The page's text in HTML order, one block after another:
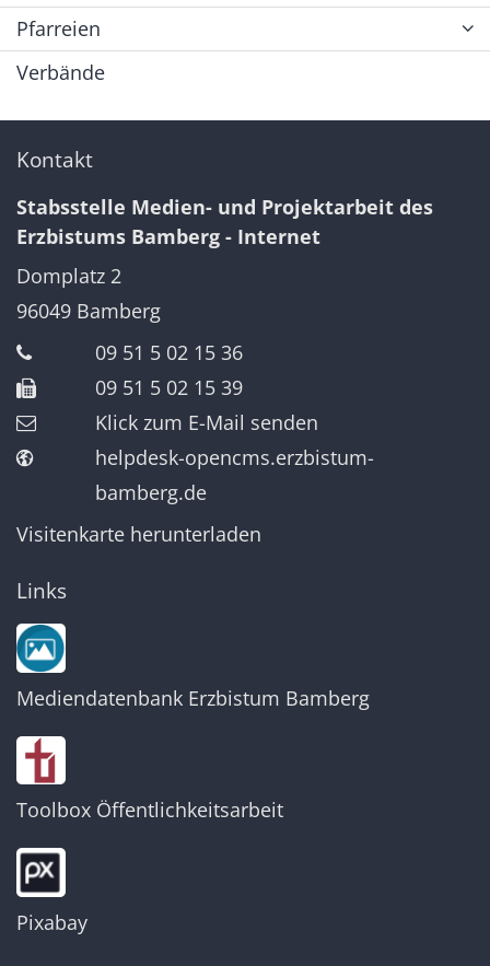
Pfarreien
Verbände
Kontakt
Stabsstelle Medien- und Projektarbeit des
Erzbistums Bamberg - Internet
Domplatz 2
96049 Bamberg
09 51 5 02 15 36
09 51 5 02 15 39
Klick zum E-Mail senden
helpdesk-opencms.erzbistum-
bamberg.de
Visitenkarte herunterladen
Links
Mediendatenbank Erzbistum Bamberg
Toolbox Öffentlichkeitsarbeit
Pixabay